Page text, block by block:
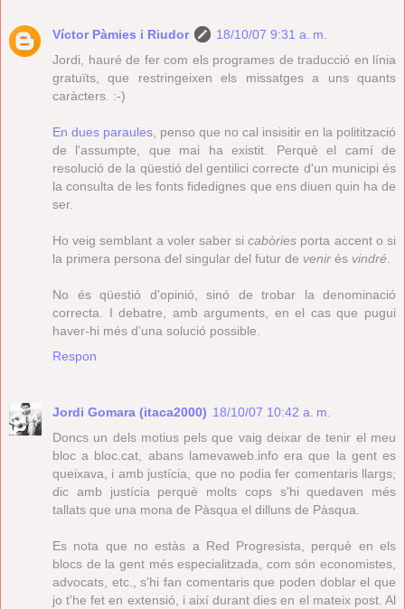
Víctor Pàmies i Riudor
18/10/07 9:31 a. m.
Jordi, hauré de fer com els programes de traducció en línia
gratuïts, que restringeixen els missatges a uns quants
caràcters. :-)
En dues paraules , penso que no cal insisitir en la politització
de l'assumpte, que mai ha existit. Perquè el camí de
resolució de la qüestió del gentilici correcte d'un municipi és
la consulta de les fonts fidedignes que ens diuen quin ha de
ser.
Ho veig semblant a voler saber sicabòries porta accent o si
la primera persona del singular del futur de venir és vindré
No és qüestió d'opinió, sinó de trobar la denominació
correcta. I debatre, amb arguments, en el cas que pugui
haver-hi més d'una solució possible.
Respon
Jordi Gomara (itaca2000) 18/10/07 10:42 a. m.
Doncs un dels motius pels que vaig deixar de tenir el meu
bloc a bloc.cat, abans lamevaweb.info era que la gent es
queixava, i amb justícia, que no podia fer comentaris llargs;
dic amb justícia perquè molts cops s'hi quedaven més
tallats que una mona de Pàsqua el dilluns de Pàsqua.
Es nota que no estàs a Red Progresista, perquè en els
blocs de la gent més especialitzada, com són economistes,
advocats, etc., s'hi fan comentaris que poden doblar el que
jo t'he fet en extensió, i així durant dies en el mateix post. Al